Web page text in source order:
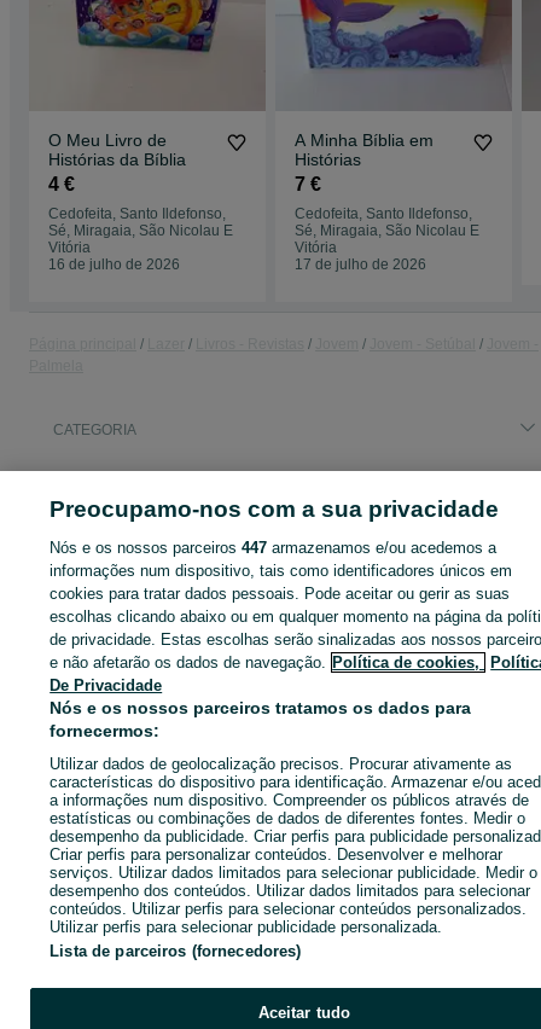
O Meu Livro de
Histórias da Bíblia
4 €
Cedofeita, Santo Ildefonso,
Sé, Miragaia, São Nicolau E
Vitória
16 de julho de 2026
A Minha Bíblia em
Histórias
7 €
Cedofeita, Santo Ildefonso,
Sé, Miragaia, São Nicolau E
Vitória
17 de julho de 2026
CATEGORIA
Entra na tua conta OLX ou cria uma nova para contactares
anunciante
Entrar ou criar conta
Enviar mensagem
Preocupamo-nos com a sua privacidade
Nós e os nossos parceiros447 armazenamos e/ou acedemos a
informações num dispositivo, tais como identificadores únicos em
cookies para tratar dados pessoais. Pode aceitar ou gerir as suas
escolhas clicando abaixo ou em qualquer momento na página da
de privacidade. Estas escolhas serão sinalizadas aos nossos
e não afetarão os dados de navegação. Política de cookies,
De Privacidade
Nós e os nossos parceiros tratamos os dados para
fornecermos:
Utilizar dados de geolocalização precisos. Procurar ativamente as
características do dispositivo para identificação. Armazenar e/ou
a informações num dispositivo. Compreender os públicos através de
estatísticas ou combinações de dados de diferentes fontes. Medir o
desempenho da publicidade. Criar perfis para publicidade
Criar perfis para personalizar conteúdos. Desenvolver e melhorar
serviços. Utilizar dados limitados para selecionar publicidade. Medir o
desempenho dos conteúdos. Utilizar dados limitados para selecionar
conteúdos. Utilizar perfis para selecionar conteúdos personalizados.
Utilizar perfis para selecionar publicidade personalizada.
Lista de parceiros (fornecedores)
Aceitar tudo